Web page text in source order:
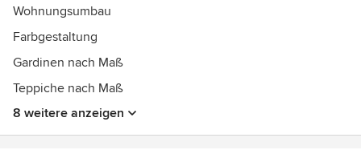
Wohnungsumbau
Farbgestaltung
Gardinen nach Maß
Teppiche nach Maß
8 weitere anzeigen